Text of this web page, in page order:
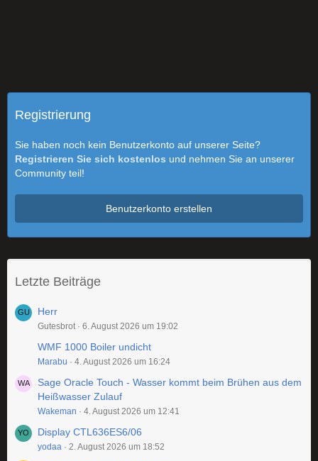
Registrierung
Sie haben noch kein Benutzerkonto auf unserer Seite?
Registrieren Sie sich kostenlos und nehmen Sie an unserer
Community teil!
Benutzerkonto erstellen
Letzte Beiträge
Herr
Gutesbrot 6. August 2026 um 19:02
WMF 1000 Boiler undicht
Marabu 4. August 2026 um 16:24
Sage Oracle Touch - Wasser kommt beim Brühen aus dem
Heißwasser Zulauf
Wakeman 4. August 2026 um 12:41
Display CTL636ES6/06
yodaa 2. August 2026 um 18:52